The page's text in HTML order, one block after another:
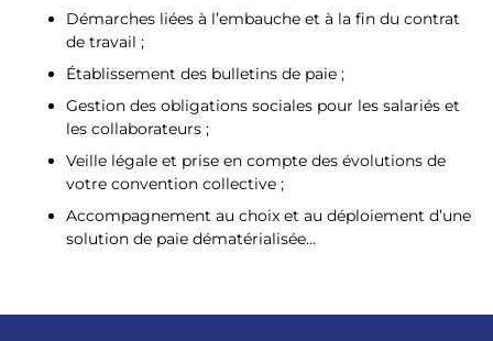
Démarches liées à l’embauche et à la fin du contrat
de travail ;
Établissement des bulletins de paie ;
Gestion des obligations sociales pour les salariés et
les collaborateurs ;
Veille légale et prise en compte des évolutions de
votre convention collective ;
Accompagnement au choix et au déploiement d’une
solution de paie dématérialisée…